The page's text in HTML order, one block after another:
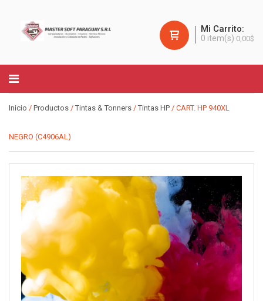
Mi Carrito:
0 item(s) 0,00$
Inicio / Productos / Tintas & Tonners / Tintas HP / CART. HP 940XL
NEGRO (C4906AL)